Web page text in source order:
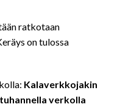
ratkotaan
on tulossa
Kalaverkkojakin
verkolla